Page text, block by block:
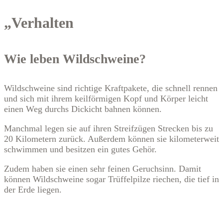
„Verhalten
Wie leben Wildschweine?
Wildschweine sind richtige Kraftpakete, die schnell rennen
und sich mit ihrem keilförmigen Kopf und Körper leicht
einen Weg durchs Dickicht bahnen können.
Manchmal legen sie auf ihren Streifzügen Strecken bis zu
20 Kilometern zurück. Außerdem können sie kilometerweit
schwimmen und besitzen ein gutes Gehör.
Zudem haben sie einen sehr feinen Geruchsinn. Damit
können Wildschweine sogar Trüffelpilze riechen, die tief in
der Erde liegen.